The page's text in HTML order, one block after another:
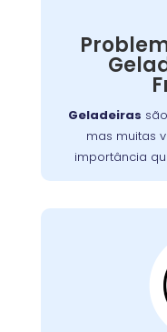
Geladeiras
mas muitas
importância
Quando isso
serviços
para restaurar
Isso não só